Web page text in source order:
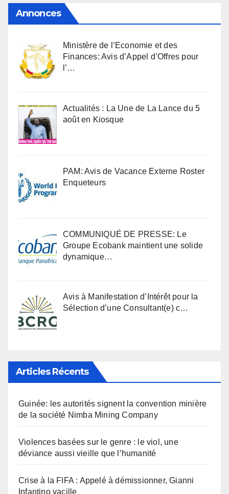
Annonces
Ministère de l’Economie et des
Finances: Avis d’Appel d’Offres pour
l’…
Actualités : La Une de La Lance du 5
août en Kiosque
PAM: Avis de Vacance Externe Roster
Enqueteurs
COMMUNIQUÉ DE PRESSE: Le
Groupe Ecobank maintient une solide
dynamique…
Avis à Manifestation d’Intérêt pour la
Sélection d’une Consultant(e) c…
Articles Récents
Guinée: les autorités signent la convention minière
de la société Nimba Mining Company
Violences basées sur le genre : le viol, une
déviance aussi vieille que l’humanité
Crise à la FIFA : Appelé à démissionner, Gianni
Infantino vacille